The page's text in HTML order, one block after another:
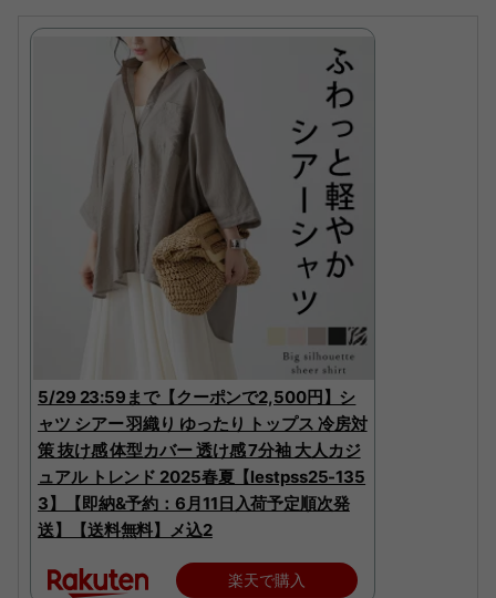
5/29 23:59まで【クーポンで2,500円】シ
ャツ シアー 羽織り ゆったり トップス 冷房対
策 抜け感 体型カバー 透け感 7分袖 大人カジ
ュアル トレンド 2025春夏【lestpss25-135
3】【即納&予約：6月11日入荷予定順次発
送】【送料無料】メ込2
楽天で購入